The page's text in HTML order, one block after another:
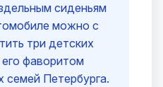
сиденьям
можно с
три детских
фаворитом
семей Петербурга.